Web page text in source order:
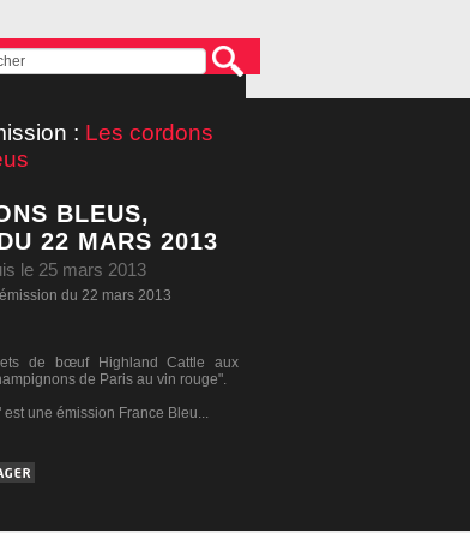
: Les cordons
BLEUS,
22 MARS 2013
le 25 mars 2013
du 22 mars 2013
de bœuf Highland Cattle aux
de Paris au vin rouge".
une émission France Bleu...